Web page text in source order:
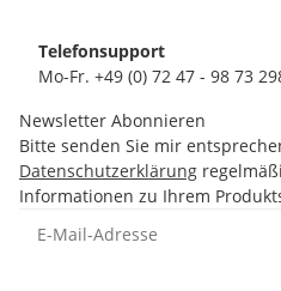
Telefonsupport
Mo-Fr. +49 (0) 72 47 - 98 73
Newsletter Abonnieren
Bitte senden Sie mir
Datenschutzerklärung
Informationen zu Ihrem